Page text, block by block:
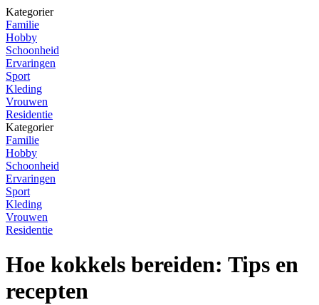
Kategorier
Familie
Hobby
Schoonheid
Ervaringen
Sport
Kleding
Vrouwen
Residentie
Kategorier
Familie
Hobby
Schoonheid
Ervaringen
Sport
Kleding
Vrouwen
Residentie
Hoe kokkels bereiden: Tips en
recepten